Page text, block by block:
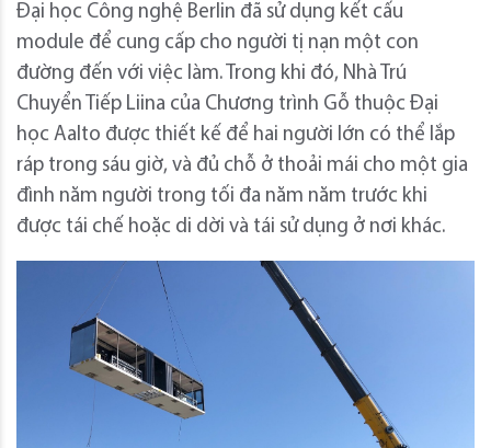
Đại học Công nghệ Berlin đã sử dụng kết cấu
module để cung cấp cho người tị nạn một con
đường đến với việc làm. Trong khi đó, Nhà Trú
Chuyển Tiếp Liina của Chương trình Gỗ thuộc Đại
học Aalto được thiết kế để hai người lớn có thể lắp
ráp trong sáu giờ, và đủ chỗ ở thoải mái cho một gia
đình năm người trong tối đa năm năm trước khi
được tái chế hoặc di dời và tái sử dụng ở nơi khác.